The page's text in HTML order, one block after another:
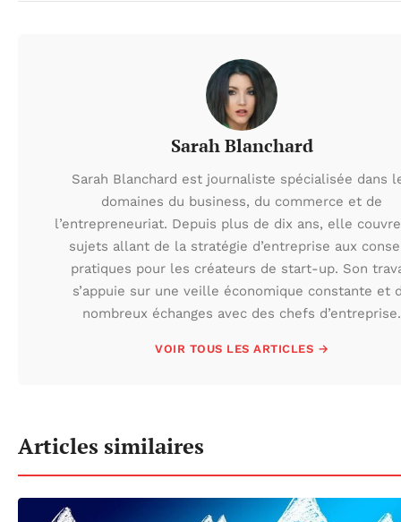
Sarah Blanchard
Sarah Blanchard est journaliste spécialisée dans
domaines du business, du commerce et de
l’entrepreneuriat. Depuis plus de dix ans, elle
sujets allant de la stratégie d’entreprise aux
pratiques pour les créateurs de start-up. Son
s’appuie sur une veille économique constante et
nombreux échanges avec des chefs d’entreprise.
VOIR TOUS LES ARTICLES →
Articles similaires